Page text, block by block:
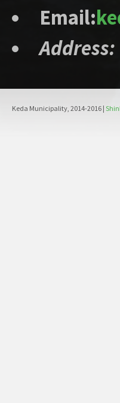
Email:
Address:
Keda Municipality, 2014-2016 |